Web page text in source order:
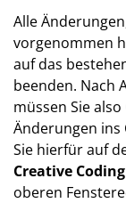
Alle
vorgenommen
auf das
beenden. Nach
müssen Sie
Änderungen ins
Sie hierfür auf
Creative
oberen